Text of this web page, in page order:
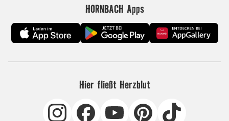
HORNBACH Apps
Hier fließt Herzblut